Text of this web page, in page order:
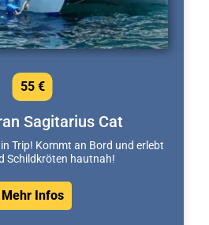
Sagitarius Cat
Trip! Kommt an Bord und erlebt
Schildkröten hautnah!
Mehr Infos
55 €